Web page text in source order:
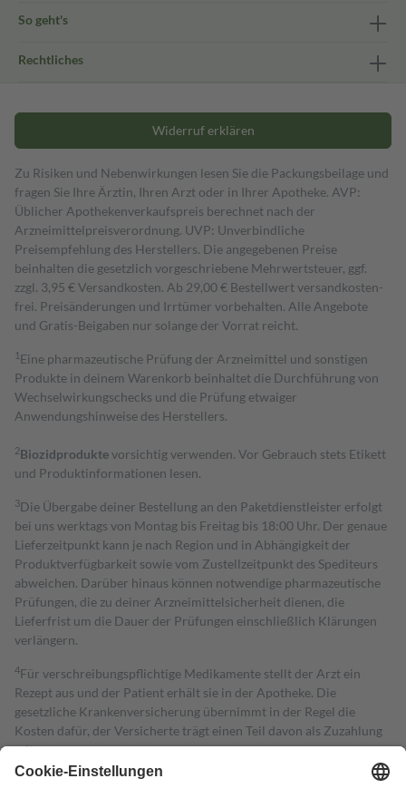
So geht's
Rechtliches
Widerruf erklären
Zu Risiken und Nebenwirkungen lesen Sie die Packungsbeilage und
fragen Sie Ihre Ärztin, Ihren Arzt oder in Ihrer Apotheke. AVP:
Üblicher Apothekenverkaufspreis berechnet nach der
Arzneimittelpreisverordnung. UVP: Unverbindliche
Preisempfehlung des Herstellers. Die angegebenen Preise
beinhalten die gesetzlich vorgeschriebene Mehrwertsteuer, ggf.
zzgl. 3,95 € Versandkosten. Ab 29,00 € Bestell­wert versand­kosten­
frei. Preisänderungen und Irrtümer vorbehalten. Alle Angebote
und Gratis-Beigaben nur solange der Vorrat reicht.
1 Eine pharmazeutische Prüfung der Arzneimittel und sonstigen
Produkte in deinem Warenkorb beinhaltet die Durchführung von
Wechselwirkungschecks und die Prüfung etwaiger
Anwendungshinweise des Herstellers.
2Biozidproduktevorsichtig verwenden. Vor Gebrauch stets Etikett
und Produktinformationen lesen.
3Die Übergabe deiner Bestellung an den Paketdienstleister erfolgt
bei uns werktags von Montag bis Freitag bis 18:00 Uhr. Der genaue
Lieferzeitpunkt kann je nach Region und in Abhängigkeit der
Produktverfügbarkeit sowie vom Zustellzeitpunkt des Spediteurs
abweichen. Darüber hinaus können notwendige pharmazeutische
Prüfungen, die zu deiner Arzneimittelsicherheit dienen, die
Lieferfrist um die Dauer der Prüfungen einschließlich Klärungen
verlängern.
4Für verschreibungspflichtige Medikamente stellt der Arzt ein
Rezept aus und der Patient erhält sie in der Apotheke. Die
gesetzliche Krankenversicherung übernimmt in der Regel die
Kosten dafür, der Versicherte trägt einen Teil davon als Zuzahlung
mit.
Grundsätzlich leisten Mitglieder Zuzahlungen in Höhe von zehn